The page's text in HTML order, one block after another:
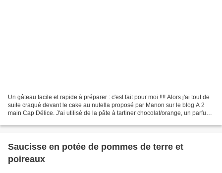
Un gâteau facile et rapide à préparer : c'est fait pour moi !!!! Alors j'ai tout de
suite craqué devant le cake au nutella proposé par Manon sur le blog A 2
main Cap Délice. J'ai utilisé de la pâte à tartiner chocolat/orange, un parfum
Saucisse en potée de pommes de terre et
poireaux